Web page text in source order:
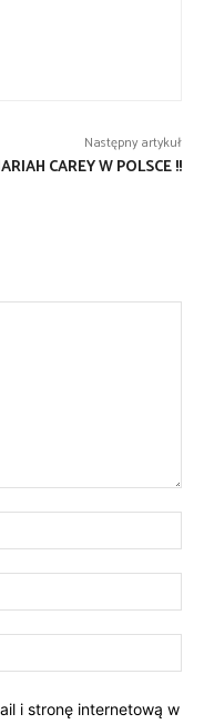
Następny artykuł
CAREY W POLSCE !!
i stronę internetową w